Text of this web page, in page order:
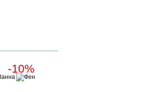
-10%